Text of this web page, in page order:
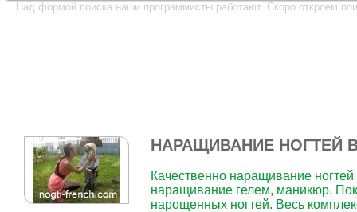
Над формой поиска наши программисты работают. Скоро откроем
НАРАЩИВАНИЕ НОГТЕЙ
Качественно наращивание
наращивание гелем, маникюр.
нарощенных ногтей. Весь